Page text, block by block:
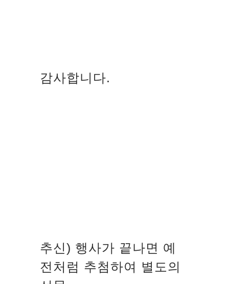
감사합니다.
추신) 행사가 끝나면 예
전처럼 추첨하여 별도의